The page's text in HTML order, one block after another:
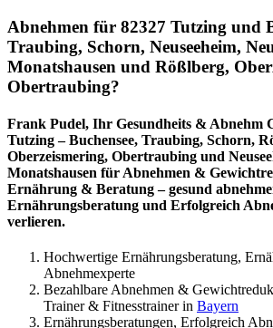
Abnehmen für 82327 Tutzing und
Traubing, Schorn, Neuseeheim,
Monatshausen und Rößlberg,
Obertraubing?
Frank Pudel, Ihr Gesundheits & Abnehm
Tutzing – Buchensee, Traubing, Schorn,
Oberzeismering, Obertraubing und
Monatshausen für Abnehmen &
Ernährung & Beratung – gesund
Ernährungsberatung und Erfolgreich
verlieren.
Hochwertige Ernährungsberatung,
Abnehmexperte
Bezahlbare Abnehmen &
Trainer & Fitnesstrainer in Bayern
Ernährungsberatungen, Erfolgreich